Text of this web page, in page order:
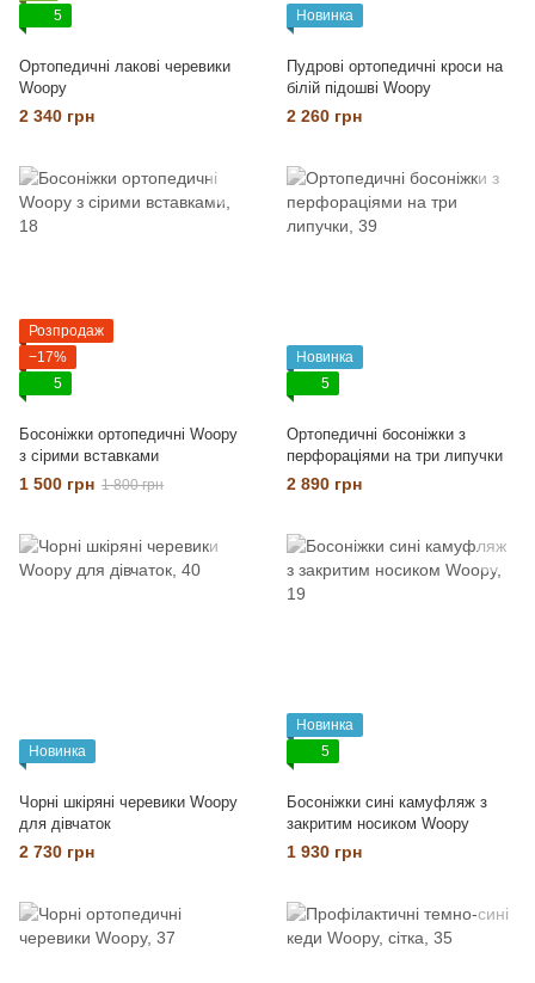
5
Ортопедичні лакові черевики
Woopy
2 340 грн
Новинка
Пудрові ортопедичні кроси на
білій підошві Woopy
2 260 грн
Розпродаж
−17%
5
Босоніжки ортопедичні Woopy
з сірими вставками
1 500 грн 1 800 грн
Новинка
5
Ортопедичні босоніжки з
перфораціями на три липучки
2 890 грн
Новинка
Чорні шкіряні черевики Woopy
для дівчаток
2 730 грн
Новинка
5
Босоніжки сині камуфляж з
закритим носиком Woopy
1 930 грн